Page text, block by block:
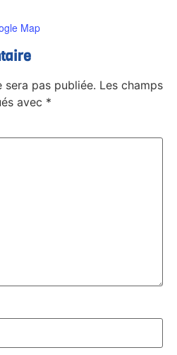
Map
sera pas publiée. Les champs
avec *